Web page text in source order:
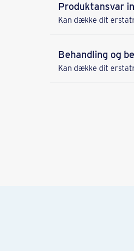
Produktansvar
Kan dække dit
Behandling og
Kan dække dit